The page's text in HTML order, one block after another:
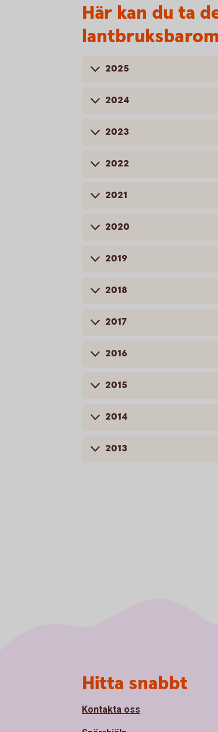
Här kan du ta
2025
2024
2023
2022
2021
2020
2019
2018
2017
2016
2015
2014
2013
Hitta snabbt
Kontakta oss